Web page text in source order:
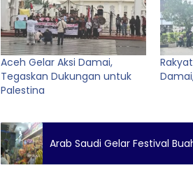
Aceh Gelar Aksi Damai,
Tegaskan Dukungan untuk
Palestina
Arab Saudi Gelar Festival